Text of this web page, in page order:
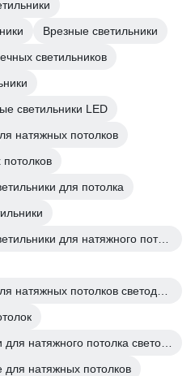
Врезные светильники
светильников
светильники LED
натяжных потолков
для потолка
Встраиваемые точечные светильники для натяжного потолка
для натяжных потолков